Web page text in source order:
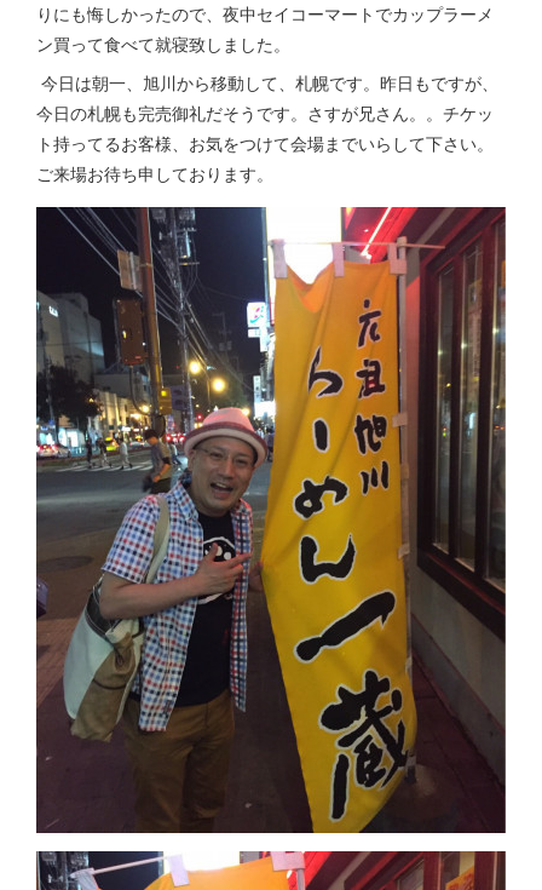
りにも悔しかったので、夜中セイコーマートでカップラーメ
ン買って食べて就寝致しました。
今日は朝一、旭川から移動して、札幌です。昨日もですが、
今日の札幌も完売御礼だそうです。さすが兄さん。。チケッ
ト持ってるお客様、お気をつけて会場までいらして下さい。
ご来場お待ち申しております。